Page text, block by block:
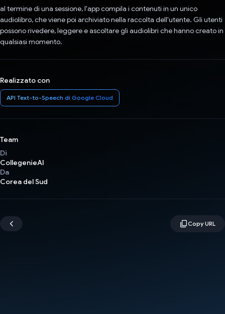
al termine di una sessione, l'app compila i contenuti in un unico
audiolibro, che viene poi archiviato nella raccolta dell'utente. Gli utenti
possono rivedere, leggere e ascoltare gli audiolibri che hanno creato in
qualsiasi momento.
Realizzato con
API Text-to-Speech di Google Cloud
Team
Di
CollegenieAI
Da
Corea del Sud